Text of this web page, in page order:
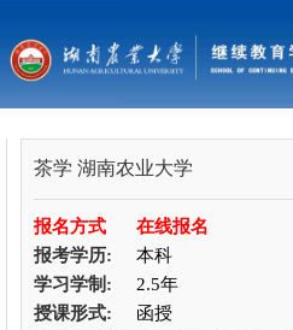
茶学 湖南农业大学
报名方式
在线报名
报考学历:
本科
学习学制:
2.5年
授课形式:
函授